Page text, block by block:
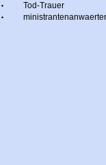
Tod-Trauer
ministrantenanwaerter